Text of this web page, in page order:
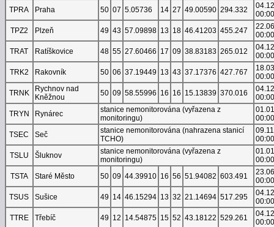
TPRA
Praha 50 07 5.05736 14 27 49.00590 294.332
00:00
TPZ2
Plzeň 49 43 57.09898 13 18 46.41203 455.247
00:00
TRAT
Ratíškovice 48 55 27.60466 17 09 38.83183 265.012
00:00
TRK2
Rakovník 50 06 37.19449 13 43 37.17376 427.767
00:00
TRNK
Rychnov nad
Kněžnou
50 09 58.55996 16 16 15.13839 370.016
00:00
TRYN
Rynárec
stanice nemonitorována (vyřazena z
monitoringu)
00:00
TSEC
Seč
stanice nemonitorována (nahrazena stanicí
TCHO)
00:00
TSLU
Šluknov
stanice nemonitorována (vyřazena z
monitoringu)
00:00
TSTA
Staré Město 50 09 44.39910 16 56 51.94082 603.491
00:00
TSUS
Sušice 49 14 46.15294 13 32 21.14694 517.295
00:00
TTRE
Třebíč 49 12 14.54875 15 52 43.18122 529.261
00:00